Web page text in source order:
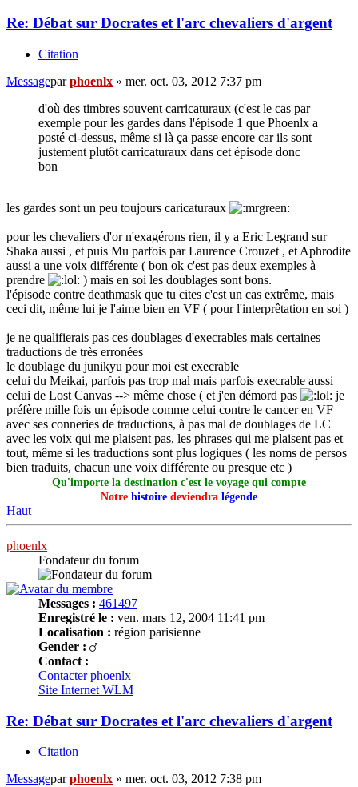
Re: Débat sur Docrates et l'arc chevaliers d'argent
Citation
Messageparphoenlx » mer. oct. 03, 2012 7:37 pm
d'où des timbres souvent carricaturaux (c'est le cas par
exemple pour les gardes dans l'épisode 1 que Phoenlx a
posté ci-dessus, même si là ça passe encore car ils sont
justement plutôt carricaturaux dans cet épisode donc
bon
les gardes sont un peu toujours caricaturaux
pour les chevaliers d'or n'exagérons rien, il y a Eric Legrand sur
Shaka aussi , et puis Mu parfois par Laurence Crouzet , et Aphrodite
aussi a une voix différente ( bon ok c'est pas deux exemples à
prendre
) mais en soi les doublages sont bons.
l'épisode contre deathmask que tu cites c'est un cas extrême, mais
ceci dit, même lui je l'aime bien en VF ( pour l'interprêtation en soi )
je ne qualifierais pas ces doublages d'execrables mais certaines
traductions de très erronées
le doublage du junikyu pour moi est execrable
celui du Meikai, parfois pas trop mal mais parfois execrable aussi
celui de Lost Canvas --> même chose ( et j'en démord pas
je
préfère mille fois un épisode comme celui contre le cancer en VF
avec ses conneries de traductions, à pas mal de doublages de LC
avec les voix qui me plaisent pas, les phrases qui me plaisent pas et
tout, même si les traductions sont plus logiques ( les noms de persos
bien traduits, chacun une voix différente ou presque etc )
Qu'importe la destination c'est le voyage qui compte
Notre histoire deviendra légende
Haut
phoenlx
Fondateur du forum
Messages : 461497
Enregistré le : ven. mars 12, 2004 11:41 pm
Localisation : région parisienne
Gender :
Contact :
Contacter phoenlx
Site Internet WLM
Re: Débat sur Docrates et l'arc chevaliers d'argent
Citation
Messageparphoenlx » mer. oct. 03, 2012 7:38 pm